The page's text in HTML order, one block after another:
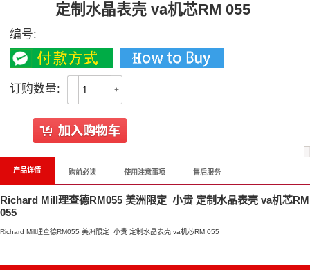
定制水晶表壳 va机芯RM 055
编号:
订购数量: - +
产品详情 购前必读 使用注意事项 售后服务
Richard Mill理查德RM055 美洲限定 ​小贵 定制水晶表壳 va机芯RM
055
Richard Mill理查德RM055 美洲限定 ​小贵 定制水晶表壳 va机芯RM 055